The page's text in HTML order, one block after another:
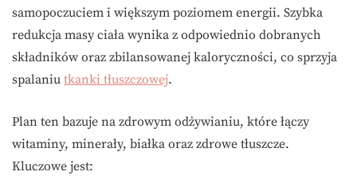
samopoczuciem i większym poziomem energii. Szybka
redukcja masy ciała wynika z odpowiednio dobranych
składników oraz zbilansowanej kaloryczności, co sprzyja
spalaniu tkanki tłuszczowej.
Plan ten bazuje na zdrowym odżywianiu, które łączy
witaminy, minerały, białka oraz zdrowe tłuszcze.
Kluczowe jest: